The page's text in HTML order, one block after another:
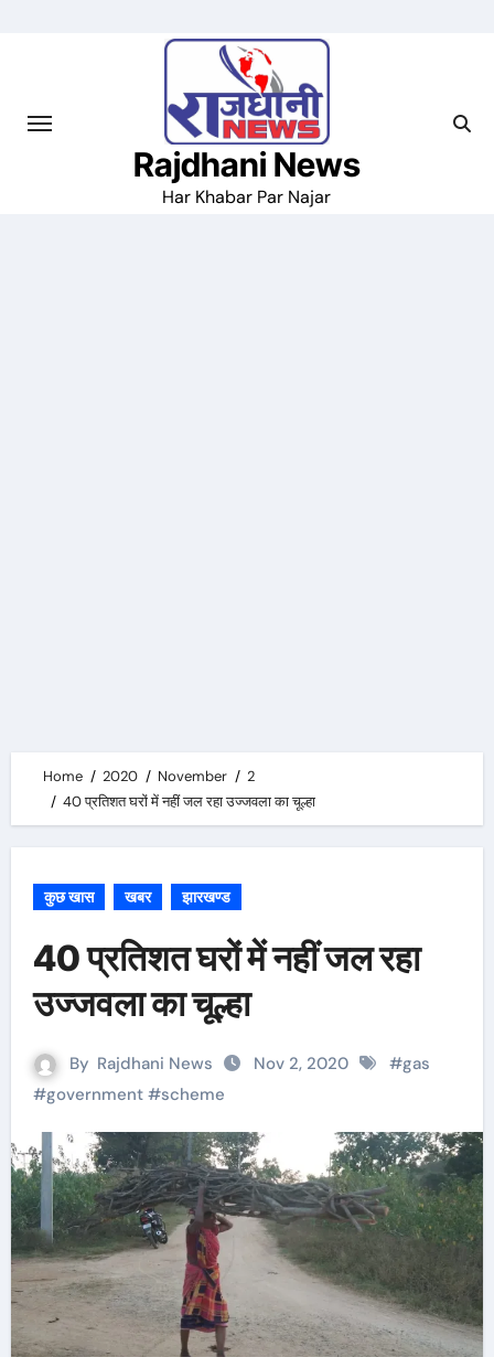
Rajdhani News
Har Khabar Par Najar
Home 2020 November
2
40 प्रतिशत घरों में नहीं जल रहा उज्जवला का चूल्हा
कुछ खास खबर झारखण्ड
40 प्रतिशत घरों में नहीं जल रहा
उज्जवला का चूल्हा
By Rajdhani News Nov 2, 2020 #gas
#government#scheme